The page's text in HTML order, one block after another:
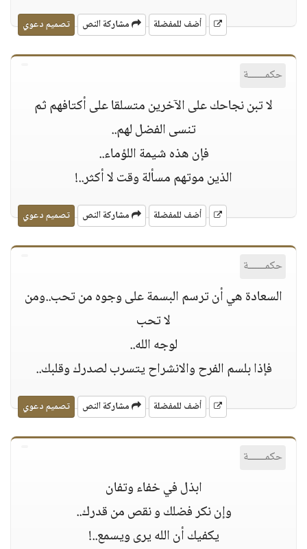
أضف للمفضلة مشاركة النص تصميم دعوي
حكمــــــة
ﻻ تبن نجاحك على اﻵخرين متسلقا على أكتافهم ثم
تنسى الفضل لهم..
فإن هذه شيمة اللؤماء..
الذين موتهم مسألة وقت ﻻ أكثر..!
أضف للمفضلة مشاركة النص تصميم دعوي
حكمــــــة
السعادة هي أن ترسم البسمة على وجوه من تحب..ومن
ﻻ تحب
لوجه الله..
فإذا بلسم الفرح واﻻنشراح يتسرب لصدرك وقلبك..
أضف للمفضلة مشاركة النص تصميم دعوي
حكمــــــة
ابذل في خفاء وتفان
وإن نكر فضلك و نقص من قدرك..
يكفيك أن الله يرى ويسمع..!